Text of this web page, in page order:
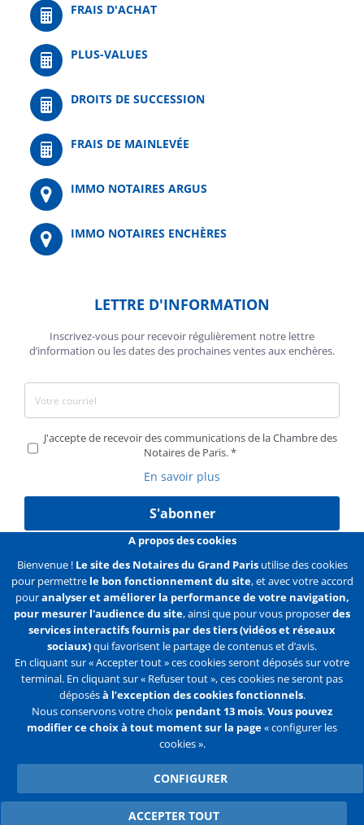
FRAIS D'ACHAT
PLUS-VALUES
DROITS DE SUCCESSION
FRAIS DE MAINLEVÉE
IMMO NOTAIRES ARGUS
IMMO NOTAIRES ENCHÈRES
LETTRE D'INFORMATION
Inscrivez-vous pour recevoir régulièrement notre lettre
d’information ou les dates des prochaines ventes aux enchères.
J'accepte de recevoir des communications de la Chambre des
Notaires de Paris.
En savoir plus
S'abonner
Liens Mentions légales Données personnelles
Politique des cookies Configurer les cookies
Liens
2e
ligne
Accueil Contact Plan du site
Flux
FacebookYoutube
Twitter
A propos des cookies
Bienvenue ! Le site des Notaires du Grand Parisutilise des cookies
pour permettre le bon fonctionnement du site, et avec votre accord
pouranalyser et améliorer la performance de votre navigation,
pour mesurer l'audience du site, ainsi que pour vous proposerdes
services interactifs fournis par des tiers (vidéos et réseaux
sociaux)qui favorisent le partage de contenus et d’avis.
En cliquant sur « Accepter tout » ces cookies seront déposés sur votre
terminal. En cliquant sur « Refuser tout », ces cookies ne seront pas
déposésà l’exception des cookies fonctionnels.
Nous conservons votre choix pendant 13 mois.Vous pouvez
modifier ce choix à tout moment sur la page« configurer les
cookies ».
CONFIGURER
ACCEPTER TOUT
WITHDRAW CONSENT